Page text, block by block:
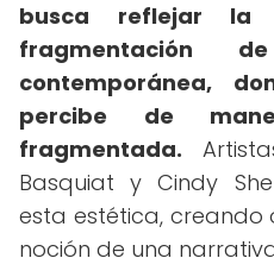
busca reflejar la
fragmentación
contemporánea,
percibe de
fragmentada.
Basquiat y Cindy
esta estética,
noción de una